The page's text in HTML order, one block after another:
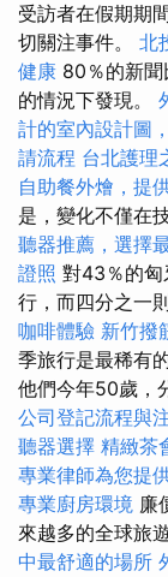
受訪者在假期期
切關注事件。 北
健康 80％的新
的情況下發現。
計的室內設計圖
請流程 台北護理
自助餐外燴，提
是，變化不僅在
聽器推薦，選擇
證照 對43％的匈
行，而四分之一
咖啡體驗 新竹撥
季旅行是最稀有
他們今年50歲，
公司登記流程與
聽器選擇 精緻茶
專業律師為您提
專業廚房環境 廉
來越多的全球旅
中最舒適的場所